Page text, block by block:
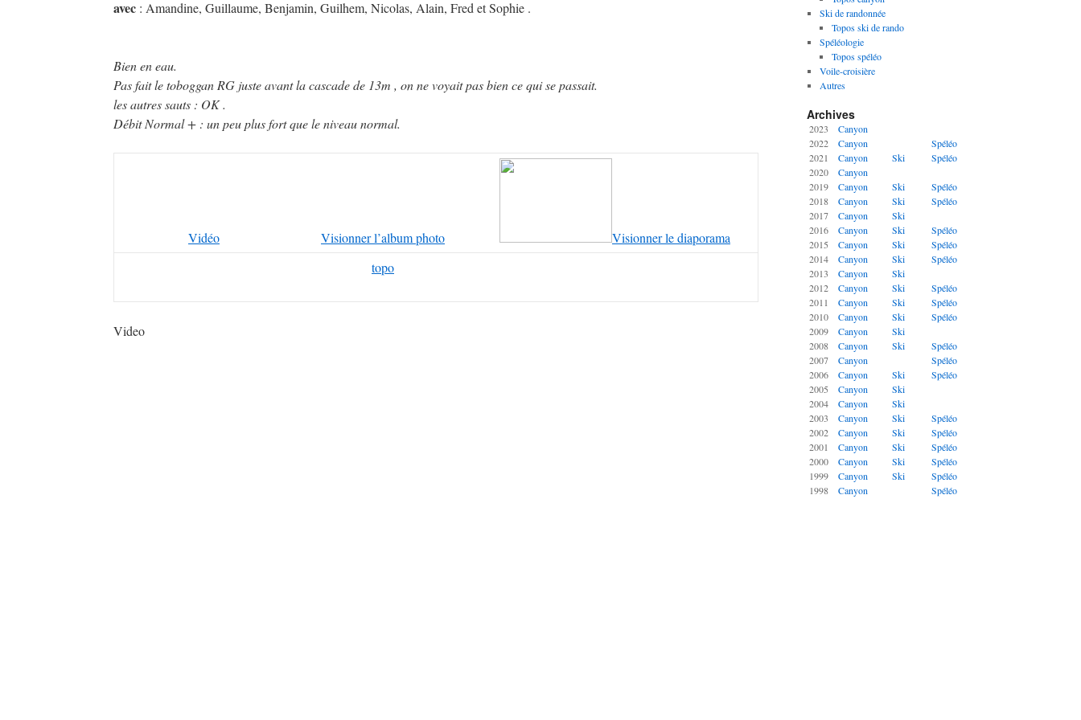
avec : Amandine, Guillaume, Benjamin, Guilhem, Nicolas, Alain, Fred et Sophie .
Bien en eau.
Pas fait le toboggan RG juste avant la cascade de 13m , on ne voyait pas bien ce qui se passait.
les autres sauts : OK .
Débit Normal + : un peu plus fort que le niveau normal.
Vidéo Visionner l’album photo
Visionner le diaporama
topo
Video
Ski de randonnée
Topos ski de rando
Spéléologie
Topos spéléo
Voile-croisière
Autres
Archives
2023
Canyon
2022
Canyon
Spéléo
2021
Canyon Ski
Spéléo
2020
Canyon
2019
Canyon Ski
Spéléo
2018
Canyon Ski
Spéléo
2017
Canyon
Ski
2016
Canyon Ski
Spéléo
2015
Canyon Ski
Spéléo
2014
Canyon Ski
Spéléo
2013
Canyon
Ski
2012
Canyon Ski
Spéléo
2011
Canyon Ski
Spéléo
2010
Canyon Ski
Spéléo
2009
Canyon
Ski
2008
Canyon Ski
Spéléo
2007
Canyon
Spéléo
2006
Canyon Ski
Spéléo
2005
Canyon
Ski
2004
Canyon
Ski
2003
Canyon Ski
Spéléo
2002
Canyon Ski
Spéléo
2001
Canyon Ski
Spéléo
2000
Canyon Ski
Spéléo
1999
Canyon Ski
Spéléo
1998
Canyon Spéléo